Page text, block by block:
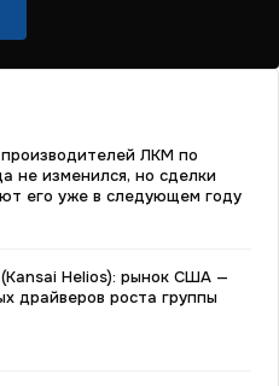
ЛКМ по
не изменился, но сделки
его уже в следующем году
Helios): рынок США —
драйверов роста группы